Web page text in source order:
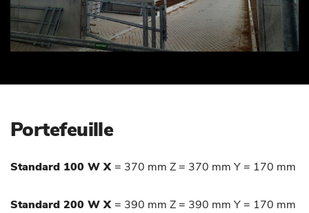
Portefeuille
Standard 100 W X = 370 mm Z = 370 mm Y = 170 mm
Standard 200 W X = 390 mm Z = 390 mm Y = 170 mm